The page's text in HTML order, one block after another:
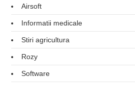
Airsoft
Informatii medicale
Stiri agricultura
Rozy
Software